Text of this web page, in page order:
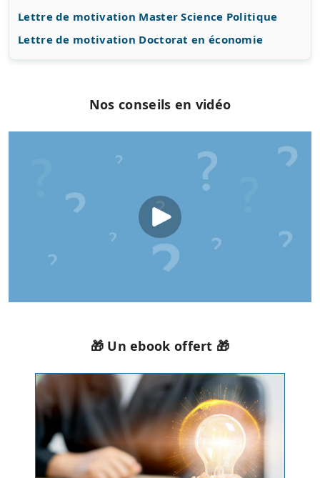
Lettre de motivation Master Science Politique
Lettre de motivation Doctorat en économie
Nos conseils en vidéo
🎁 Un ebook offert 🎁